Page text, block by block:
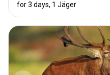
for 3 days, 1 Jäger